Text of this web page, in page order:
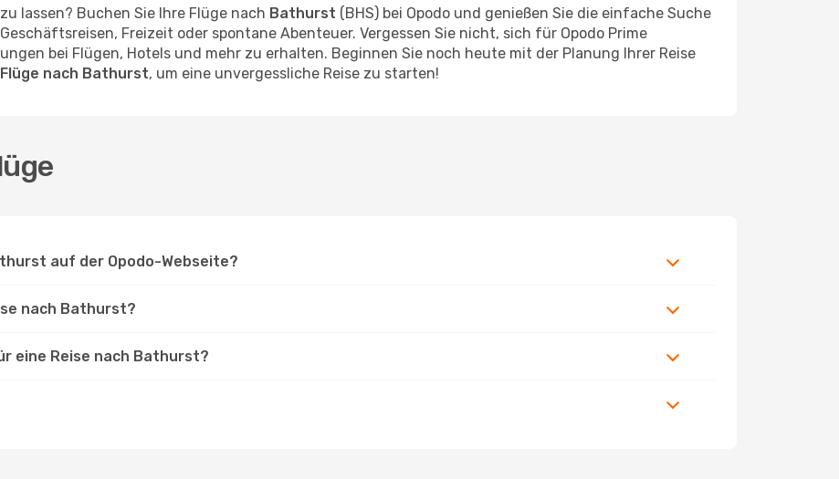
lassen? Buchen Sie Ihre Flüge nach Bathurst (BHS) bei Opodo und genießen Sie die einfache Suche
Freizeit oder spontane Abenteuer. Vergessen Sie nicht, sich für Opodo Prime
bei Flügen, Hotels und mehr zu erhalten. Beginnen Sie noch heute mit der Planung Ihrer Reise
nach Bathurst, um eine unvergessliche Reise zu starten!
auf der Opodo-Webseite?
nach Bathurst?
eine Reise nach Bathurst?